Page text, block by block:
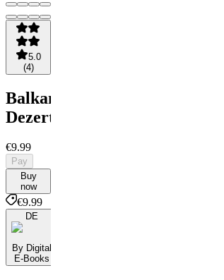
5.0
(4)
Balkanski
Dezerti
€9.99
Pay
Buy
now
€9.99
DE
By Digital
E-Books